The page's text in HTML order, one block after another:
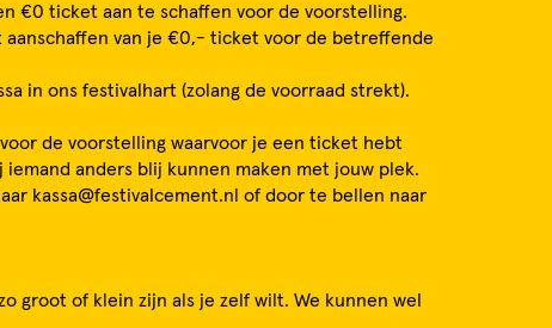
€0 ticket aan te schaffen voor de voorstelling.
aanschaffen van je €0,- ticket voor de betreffende
in ons festivalhart (zolang de voorraad strekt).
de voorstelling waarvoor je een ticket hebt
anders blij kunnen maken met jouw plek.
kassa@festivalcement.nl of door te bellen naar
groot of klein zijn als je zelf wilt. We kunnen wel